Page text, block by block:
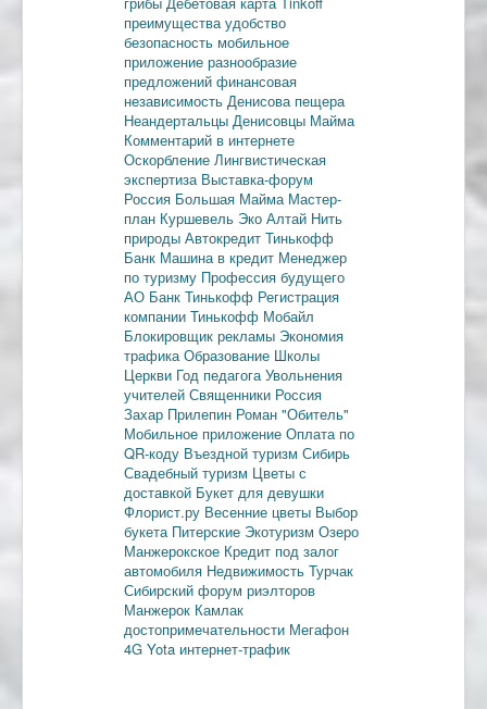
преимуществаудобство
безопасность мобильное
приложение разнообразие
предложений финансовая
независимость Денисова пещера
Неандертальцы Денисовцы Майма
Комментарий в интернете
Оскорбление Лингвистическая
экспертиза Выставка-форум
Россия Большая Майма Мастер-
план Куршевель Эко Алтай Нить
природы Автокредит Тинькофф
Банк Машина в кредит Менеджер
по туризму Профессия будущего
АО Банк Тинькофф Регистрация
компании Тинькофф Мобайл
Блокировщик рекламы Экономия
трафикаОбразование Школы
Церкви Год педагогаУвольнения
учителей Священники Россия
Захар Прилепин Роман "Обитель"
Мобильное приложение Оплата по
QR-коду Въездной туризм Сибирь
Свадебный туризм Цветы с
доставкой Букет для девушки
Флорист.ру Весенние цветы Выбор
букета Питерские Экотуризм Озеро
Манжерокское Кредит под залог
автомобиля Недвижимость Турчак
Сибирский форум риэлторов
Манжерок Камлак
достопримечательности Мегафон
4G Yota интернет-трафик